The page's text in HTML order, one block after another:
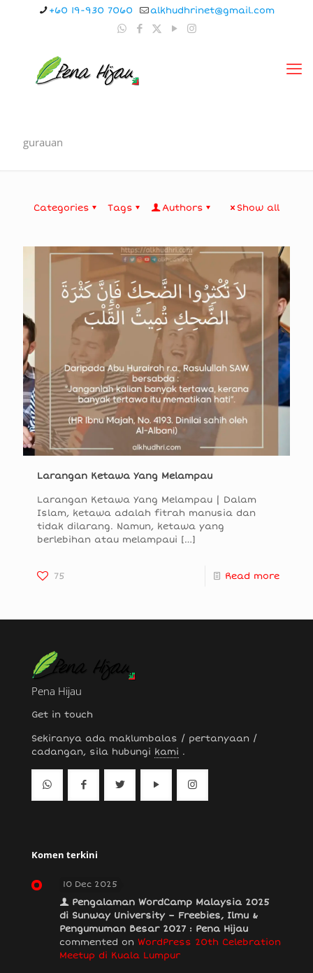
+60 19-930 7060 alkhudhrinet@gmail.com
gurauan
Categories Tags Authors Show all
Larangan Ketawa Yang Melampau
Larangan Ketawa Yang Melampau | Dalam
Islam, ketawa adalah fitrah manusia dan
tidak dilarang. Namun, ketawa yang
berlebihan atau melampaui […]
75 Read more
Pena Hijau
Get in touch
Sekiranya ada maklumbalas / pertanyaan /
cadangan, sila hubungi kami .
Komen terkini
10 Dec 2025
Pengalaman WordCamp Malaysia 2025
di Sunway University – Freebies, Ilmu &
Pengumuman Besar 2027 : Pena Hijau
commented on WordPress 20th Celebration
Meetup di Kuala Lumpur